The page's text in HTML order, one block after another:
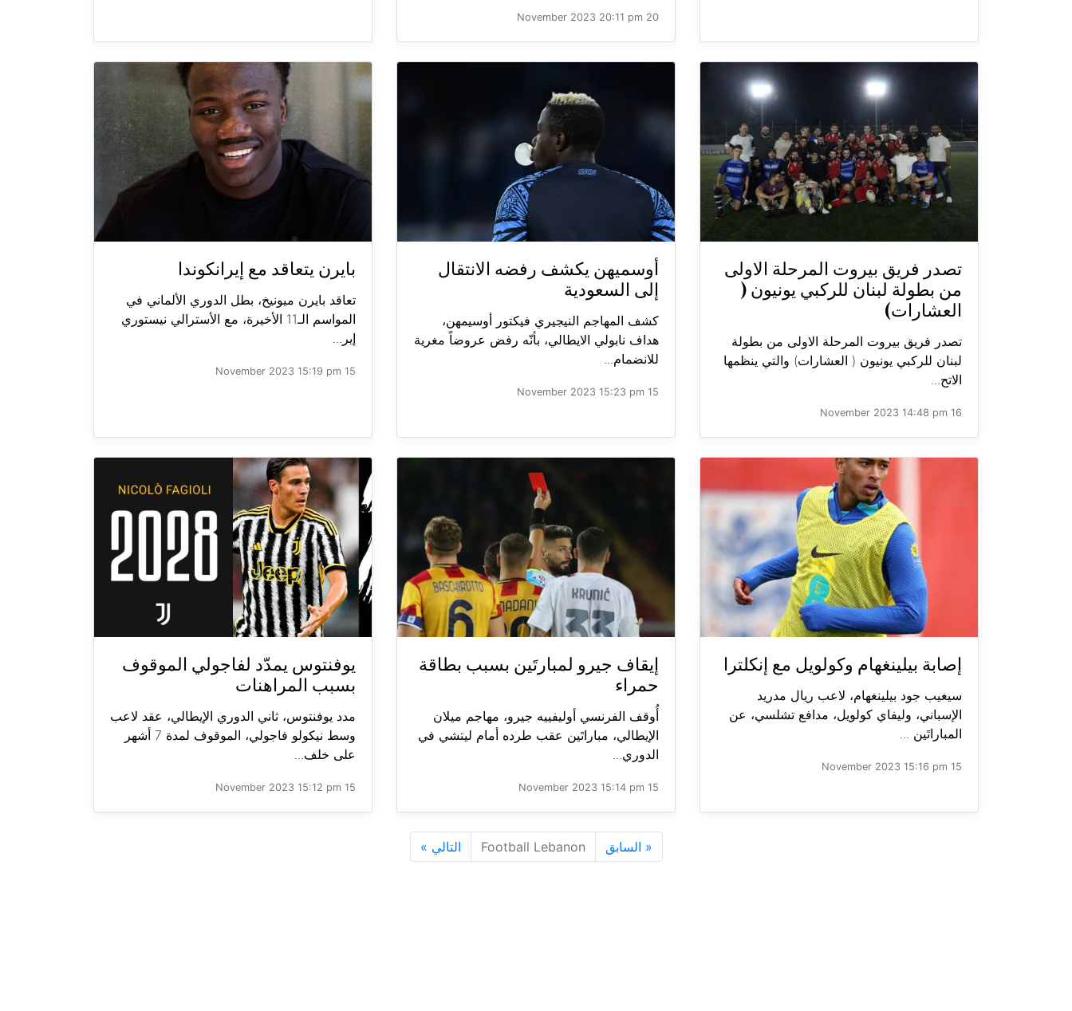
20 November 2023 20:11 pm
تصدر فريق بيروت المرحلة الاولى
من بطولة لبنان للركبي يونيون (
العشارات)
تصدر فريق بيروت المرحلة الاولى من بطولة
لبنان للركبي يونيون ( العشارات) والتي ينظمها
الاتح...
16 November 2023 14:48 pm
أوسميهن يكشف رفضه الانتقال
إلى السعودية
كشف المهاجم النيجيري فيكتور أوسيمهن،
هداف نابولي الايطالي، بأنّه رفض عروضاً مغرية
للانضمام...
15 November 2023 15:23 pm
بايرن يتعاقد مع إيرانكوندا
تعاقد بايرن ميونيخ، بطل الدوري الألماني في
المواسم الـ11 الأخيرة، مع الأسترالي نيستوري
إير...
15 November 2023 15:19 pm
إصابة بيلينغهام وكولويل مع إنكلترا
سيغيب جود بيلينغهام، لاعب ريال مدريد
الإسباني، وليفاي كولويل، مدافع تشلسي، عن
المباراتَين ...
15 November 2023 15:16 pm
إيقاف جيرو لمبارتَين بسبب بطاقة
حمراء
أُوقف الفرنسي أوليفييه جيرو، مهاجم ميلان
الإيطالي، مباراتَين عقب طرده أمام ليتشي في
الدوري...
15 November 2023 15:14 pm
يوفنتوس يمدّد لفاجولي الموقوف
بسبب المراهنات
مدد يوفنتوس، ثاني الدوري الإيطالي، عقد لاعب
وسط نيكولو فاجولي، الموقوف لمدة 7 أشهر
على خلف...
15 November 2023 15:12 pm
« السابق Football Lebanon التالي »